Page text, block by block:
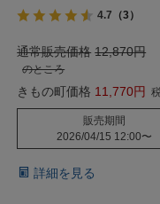
4.7 （3）
通常販売価格 12,870
のところ
きもの町価格 11,770
販売期間
2026/04/15 12:00〜
詳細を見る